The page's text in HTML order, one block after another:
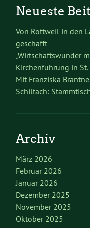
Neueste
Von Rottweil in den
geschafft
„Wirtschaftswunder
Kirchenführung in St.
Mit Franziska
Schiltach:
Archiv
März 2026
Februar 2026
Januar 2026
Dezember 2025
November 2025
Oktober 2025